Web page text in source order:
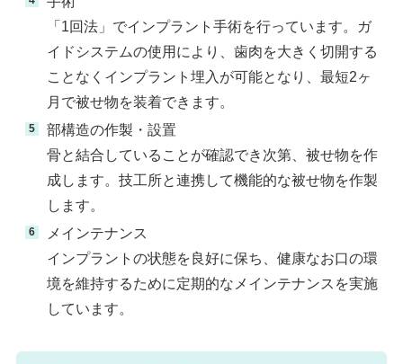
「1回法」でインプラント手術を行っています。ガ
イドシステムの使用により、歯肉を大きく切開する
ことなくインプラント埋入が可能となり、最短2ヶ
月で被せ物を装着できます。
部構造の作製・設置
骨と結合していることが確認でき次第、被せ物を作
成します。技工所と連携して機能的な被せ物を作製
します。
メインテナンス
インプラントの状態を良好に保ち、健康なお口の環
境を維持するために定期的なメインテナンスを実施
しています。